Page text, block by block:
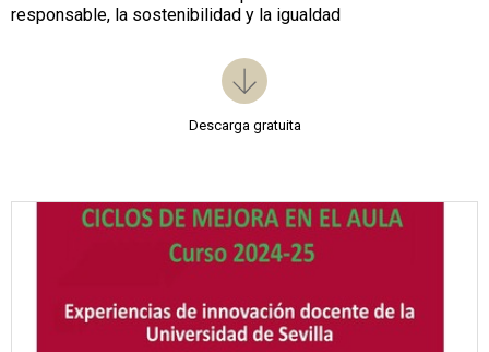
responsable, la sostenibilidad y la igualdad
Descarga gratuita